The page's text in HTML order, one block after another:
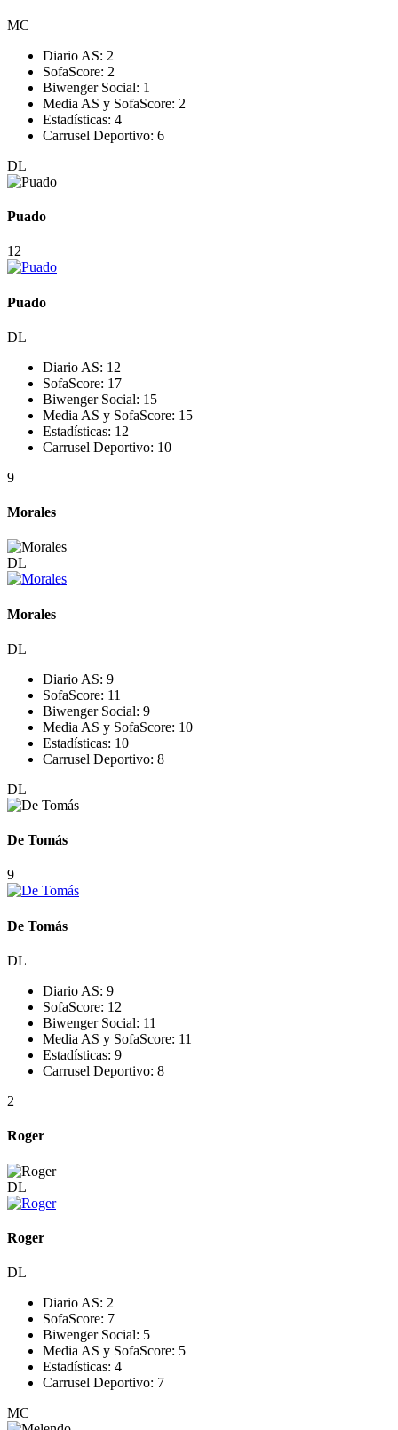
MC
Diario AS: 2
SofaScore: 2
Biwenger Social: 1
Media AS y SofaScore: 2
Estadísticas: 4
Carrusel Deportivo: 6
DL
Puado
12
Puado
DL
Diario AS: 12
SofaScore: 17
Biwenger Social: 15
Media AS y SofaScore: 15
Estadísticas: 12
Carrusel Deportivo: 10
9
Morales
DL
Morales
DL
Diario AS: 9
SofaScore: 11
Biwenger Social: 9
Media AS y SofaScore: 10
Estadísticas: 10
Carrusel Deportivo: 8
DL
De Tomás
9
De Tomás
DL
Diario AS: 9
SofaScore: 12
Biwenger Social: 11
Media AS y SofaScore: 11
Estadísticas: 9
Carrusel Deportivo: 8
2
Roger
DL
Roger
DL
Diario AS: 2
SofaScore: 7
Biwenger Social: 5
Media AS y SofaScore: 5
Estadísticas: 4
Carrusel Deportivo: 7
MC